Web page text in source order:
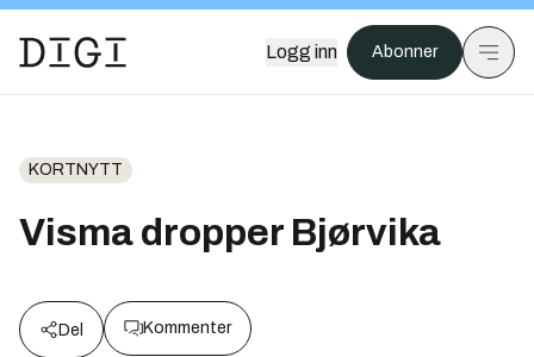
Logg inn Abonner
KORTNYTT
Visma dropper Bjørvika
Del Kommenter